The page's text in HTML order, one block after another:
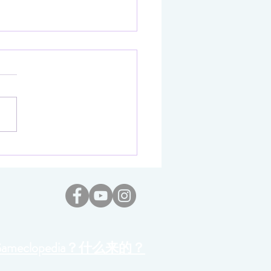
App正式在马来西亚推出
享用安全加密的即时通讯